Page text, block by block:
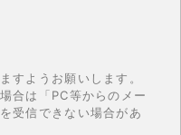
すようお願いします。
合は「PC等からのメー
受信できない場合があ